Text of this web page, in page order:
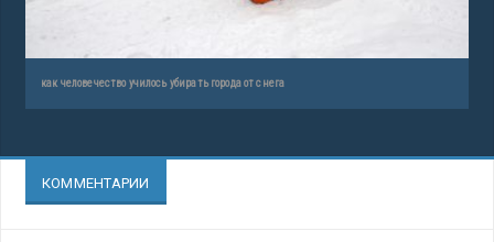
как человечество училось убирать города от снега
КОММЕНТАРИИ